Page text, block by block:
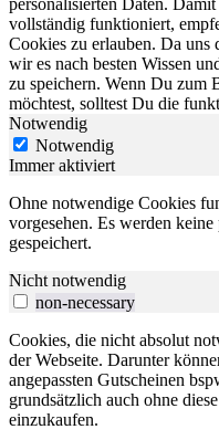
personalisierten Daten.
vollständig funktioniert,
Cookies zu erlauben. Da uns
wir es nach besten Wissen
zu speichern. Wenn Du zum
möchtest, solltest Du die
Notwendig
Notwendig
Immer aktiviert
Ohne notwendige Cookies
vorgesehen. Es werden keine
gespeichert.
Nicht notwendig
non-necessary
Cookies, die nicht absolut
der Webseite. Darunter
angepassten Gutscheinen
grundsätzlich auch ohne
einzukaufen.